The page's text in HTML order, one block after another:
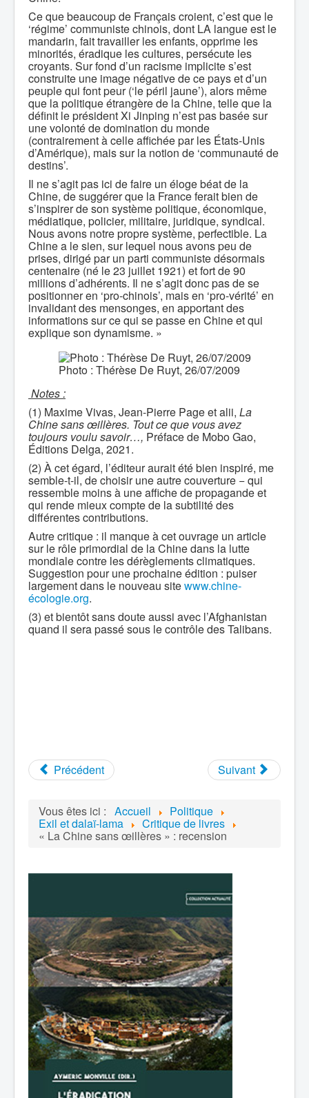
Ce que beaucoup de Français croient, c’est que le
‘régime’ communiste chinois, dont LA langue est le
mandarin, fait travailler les enfants, opprime les
minorités, éradique les cultures, persécute les
croyants. Sur fond d’un racisme implicite s’est
construite une image négative de ce pays et d’un
peuple qui font peur (‘le péril jaune’), alors même
que la politique étrangère de la Chine, telle que la
définit le président Xi Jinping n’est pas basée sur
une volonté de domination du monde
(contrairement à celle affichée par les États-Unis
d’Amérique), mais sur la notion de ‘communauté de
destins’.
Il ne s’agit pas ici de faire un éloge béat de la
Chine, de suggérer que la France ferait bien de
s’inspirer de son système politique, économique,
médiatique, policier, militaire, juridique, syndical.
Nous avons notre propre système, perfectible. La
Chine a le sien, sur lequel nous avons peu de
prises, dirigé par un parti communiste désormais
centenaire (né le 23 juillet 1921) et fort de 90
millions d’adhérents. Il ne s’agit donc pas de se
positionner en ‘pro-chinois’, mais en ‘pro-vérité’ en
invalidant des mensonges, en apportant des
informations sur ce qui se passe en Chine et qui
explique son dynamisme. »
Photo : Thérèse De Ruyt, 26/07/2009
Notes :
(1) Maxime Vivas, Jean-Pierre Page et alii, La
Chine sans œillères. Tout ce que vous avez
toujours voulu savoir…, Préface de Mobo Gao,
Éditions Delga, 2021.
(2) À cet égard, l’éditeur aurait été bien inspiré, me
semble-t-il, de choisir une autre couverture − qui
ressemble moins à une affiche de propagande et
qui rende mieux compte de la subtilité des
différentes contributions.
Autre critique : il manque à cet ouvrage un article
sur le rôle primordial de la Chine dans la lutte
mondiale contre les dérèglements climatiques.
Suggestion pour une prochaine édition : puiser
largement dans le nouveau sitewww.chine-
écologie.org.
(3) et bientôt sans doute aussi avec l’Afghanistan
quand il sera passé sous le contrôle des Talibans.
Précédent Suivant
Vous êtes ici : Accueil Politique
Exil et dalaï-lama Critique de livres
« La Chine sans œillères » : recension